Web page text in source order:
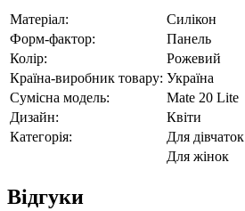
Матеріал:
Силікон
Форм-фактор:
Панель
Колір:
Рожевий
Країна-виробник товару: Україна
Сумісна модель:
Mate 20 Lite
Дизайн:
Квіти
Категорія:
Для дівчаток
Для жінок
Відгуки